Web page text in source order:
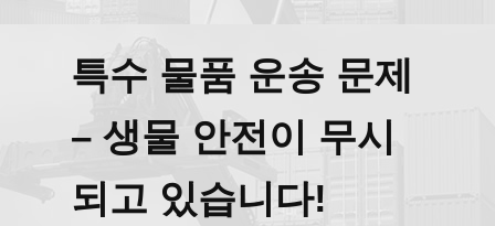
특수 물품 운송 문제
– 생물 안전이 무시
되고 있습니다!